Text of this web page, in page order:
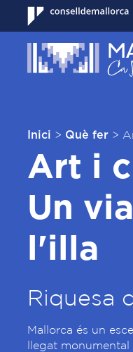
Inici > Què fer >
Art i
Un
l'illa
Riquesa
Mallorca és un
llegat monumental